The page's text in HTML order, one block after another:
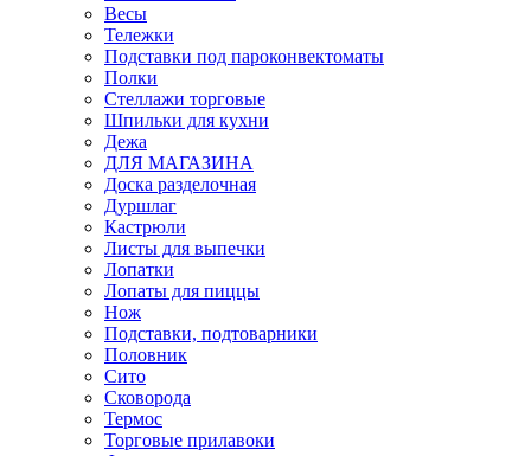
Весы
Тележки
Подставки под пароконвектоматы
Полки
Стеллажи торговые
Шпильки для кухни
Дежа
ДЛЯ МАГАЗИНА
Доска разделочная
Дуршлаг
Кастрюли
Листы для выпечки
Лопатки
Лопаты для пиццы
Нож
Подставки, подтоварники
Половник
Сито
Сковорода
Термос
Торговые прилавоки